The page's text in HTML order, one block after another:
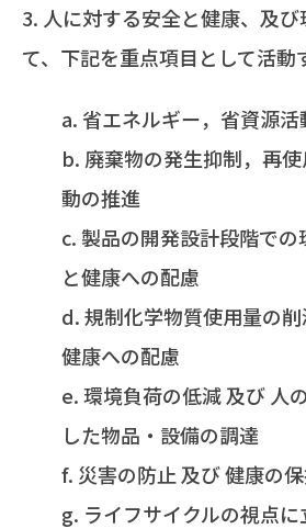
人に対する安全と健康、及
て、下記を重点項目として活動
省エネルギー，省資源活
廃棄物の発生抑制，再
動の推進
製品の開発設計段階で
と健康への配慮
規制化学物質使用量の
健康への配慮
環境負荷の低減 及び 人
した物品・設備の調達
災害の防止 及び 健康の
ライフサイクルの視点